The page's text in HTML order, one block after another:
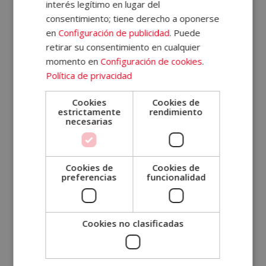
¿Cuánto dura un curso de
psicología?
SOLICITA MÁS INFORMACIÓN
Nombre (*)
Apellidos (*)
Tu correo electrónico (*)
interés legítimo en lugar del
consentimiento; tiene derecho a oponerse
enConfiguración de publicidad. Puede
retirar su consentimiento en cualquier
momento enConfiguración de cookies.
Política de privacidad
Cookies
estrictamente
necesarias
Cookies de
rendimiento
Cookies de
preferencias
Cookies de
funcionalidad
Cookies no clasificadas